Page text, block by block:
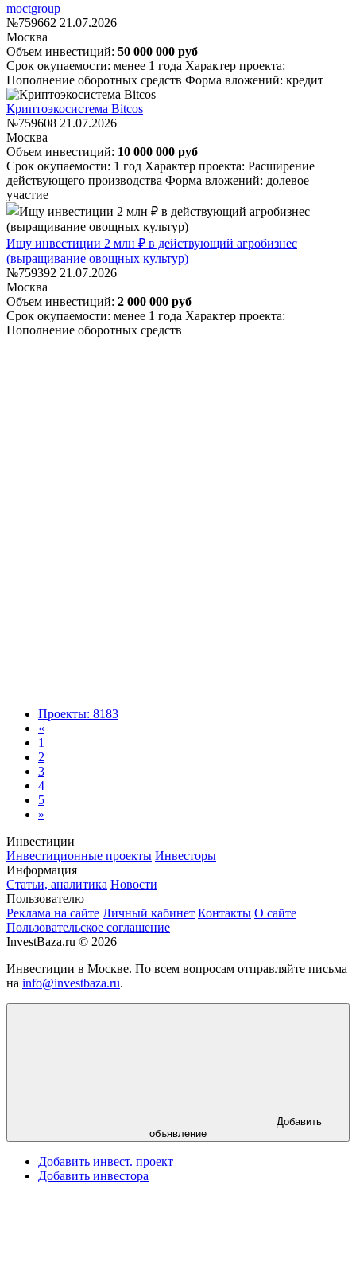
moctgroup
№759662 21.07.2026
Москва
Объем инвестиций: 50 000 000 руб
Срок окупаемости: менее 1 года Характер проекта:
Пополнение оборотных средств Форма вложений: кредит
Криптоэкосистема Bitcos
№759608 21.07.2026
Москва
Объем инвестиций: 10 000 000 руб
Срок окупаемости: 1 год Характер проекта: Расширение
действующего производства Форма вложений: долевое
участие
Ищу инвестиции 2 млн ₽ в действующий агробизнес
(выращивание овощных культур)
№759392 21.07.2026
Москва
Объем инвестиций: 2 000 000 руб
Срок окупаемости: менее 1 года Характер проекта:
Пополнение оборотных средств
Проекты: 8183
«
1
2
3
4
5
»
Инвестиции
Инвестиционные проекты Инвесторы
Информация
Статьи, аналитика Новости
Пользователю
Реклама на сайте Личный кабинет Контакты О сайте
Пользовательское соглашение
InvestBaza.ru © 2026
Инвестиции в Москве. По всем вопросам отправляйте письма
на info@investbaza.ru.
Добавить
объявление
Добавить инвест. проект
Добавить инвестора